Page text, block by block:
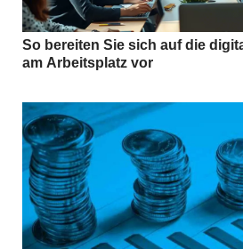
So bereiten Sie sich auf die
am Arbeitsplatz vor